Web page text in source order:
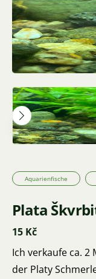
Aquarienfische
Plata
15 Kč
Ich verkaufe ca. 2
der Platy